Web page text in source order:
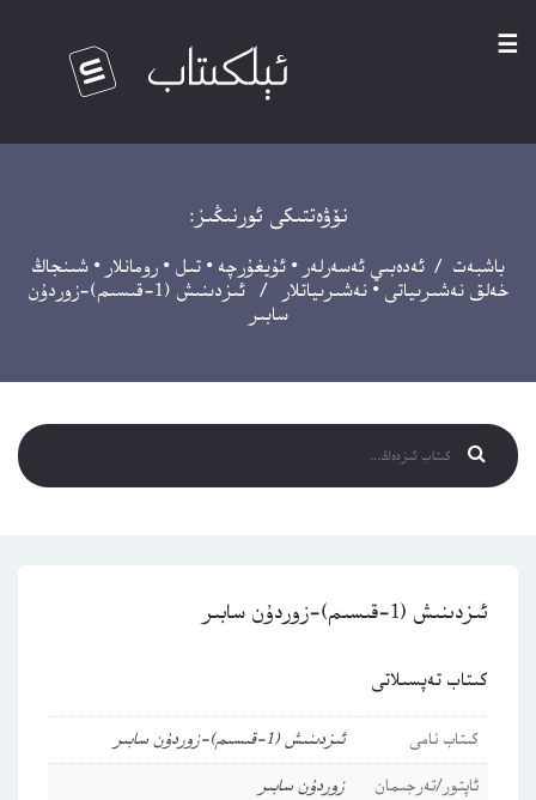
☰
نۆۋەتتىكى ئورنىڭىز:
باشبەت / ئەدەبىي ئەسەرلەر • ئۇيغۇرچە • تىل • رومانلار • شىنجاڭ
خەلق نەشىرىياتى •نەشىرىياتلار
/ ئىزدىنىش (1-قىسىم)-زوردۇن
سابىر
ئىزدىنىش (1-قىسىم)-زوردۇن سابىر
كىتاب تەپسىلاتى
كىتاب نامى
ئىزدىنىش (1-قىسىم)-زوردۇن سابىر
ئاپتور/تەرجىمان
زوردۇن سابىر